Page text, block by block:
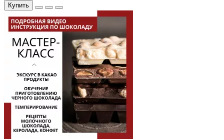
Купить